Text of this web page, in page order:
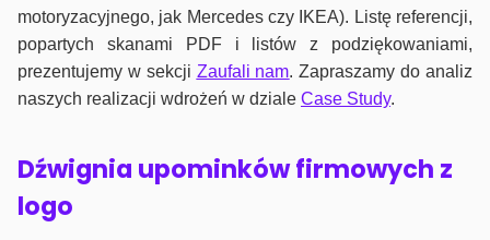
motoryzacyjnego, jak Mercedes czy IKEA). Listę referencji,
popartych skanami PDF i listów z podziękowaniami,
prezentujemy w sekcji Zaufali nam. Zapraszamy do analiz
naszych realizacji wdrożeń w dziale Case Study.
Dźwignia upominków firmowych z
logo